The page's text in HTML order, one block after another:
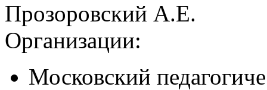
Прозоровский А.Е.
Организации:
Московский